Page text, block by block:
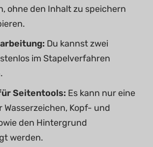
ohne den Inhalt zu speichern
Du kannst zwei
im Stapelverfahren
Seitentools: Es kann nur eine
Wasserzeichen, Kopf- und
den Hintergrund
werden.